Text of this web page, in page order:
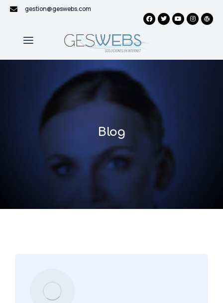
gestion@geswebs.com
Blog